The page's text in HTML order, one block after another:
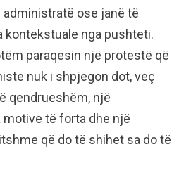
ose janë të
kontekstuale nga pushteti.
paraqesin një protestë që
nuk i shpjegon dot, veç
qendrueshëm, një
të forta dhe një
që do të shihet sa do të